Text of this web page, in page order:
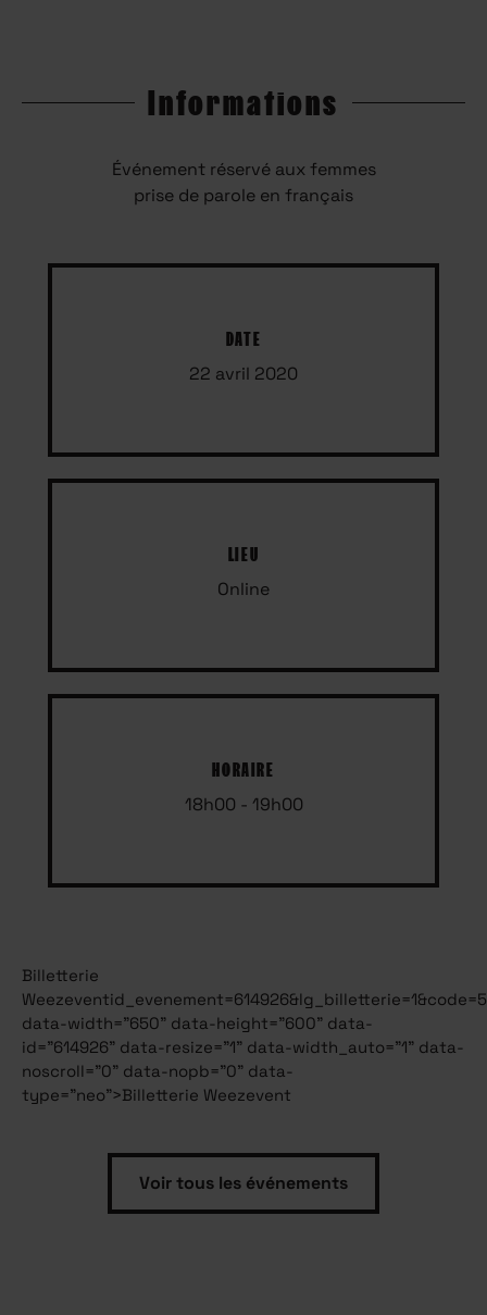
Informations
Événement réservé aux femmes
prise de parole en français
DATE
22 avril 2020
LIEU
Online
HORAIRE
18h00 - 19h00
Billetterie
Weezevent
data-width="650" data-height="600" data-
id="614926" data-resize="1" data-width_auto="1" data-
noscroll="0" data-nopb="0" data-
type="neo">Billetterie Weezevent
Voir tous les événements